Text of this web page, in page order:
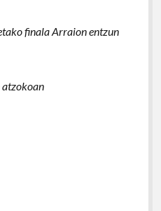
finala Arraion entzun
atzokoan